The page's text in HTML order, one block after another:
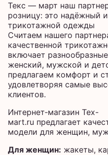
Текс — март наш
розницу: это надёжный
трикотажной одежды
Считаем нашего
качественной
включает
женский, мужской и
предлагаем комфорт и
удовлетворяя самые
клиентов.
Интернет‑магазин Tex-
мart.ru предлагает
модели для женщин,
Для женщин: жакеты,